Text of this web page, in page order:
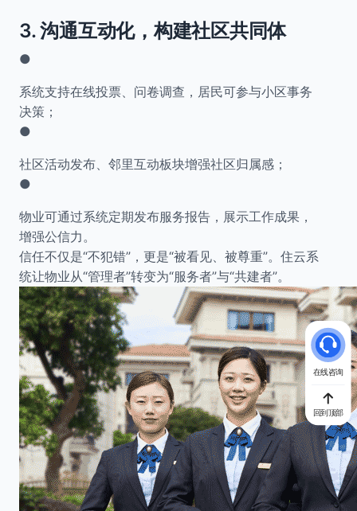
3.沟通互动化，构建社区共同体
●
系统支持在线投票、问卷调查，居民可参与小区事务
决策；
●
社区活动发布、邻里互动板块增强社区归属感；
●
物业可通过系统定期发布服务报告，展示工作成果，
增强公信力。
信任不仅是“不犯错”，更是“被看见、被尊重”。住云系
统让物业从“管理者”转变为“服务者”与“共建者”。
在线咨询
回到顶部